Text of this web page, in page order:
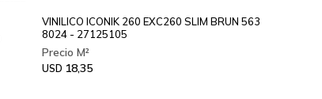
VINILICO ICONIK 260 EXC260 SLIM BRUN 563
8024 - 27125105
USD 18,35